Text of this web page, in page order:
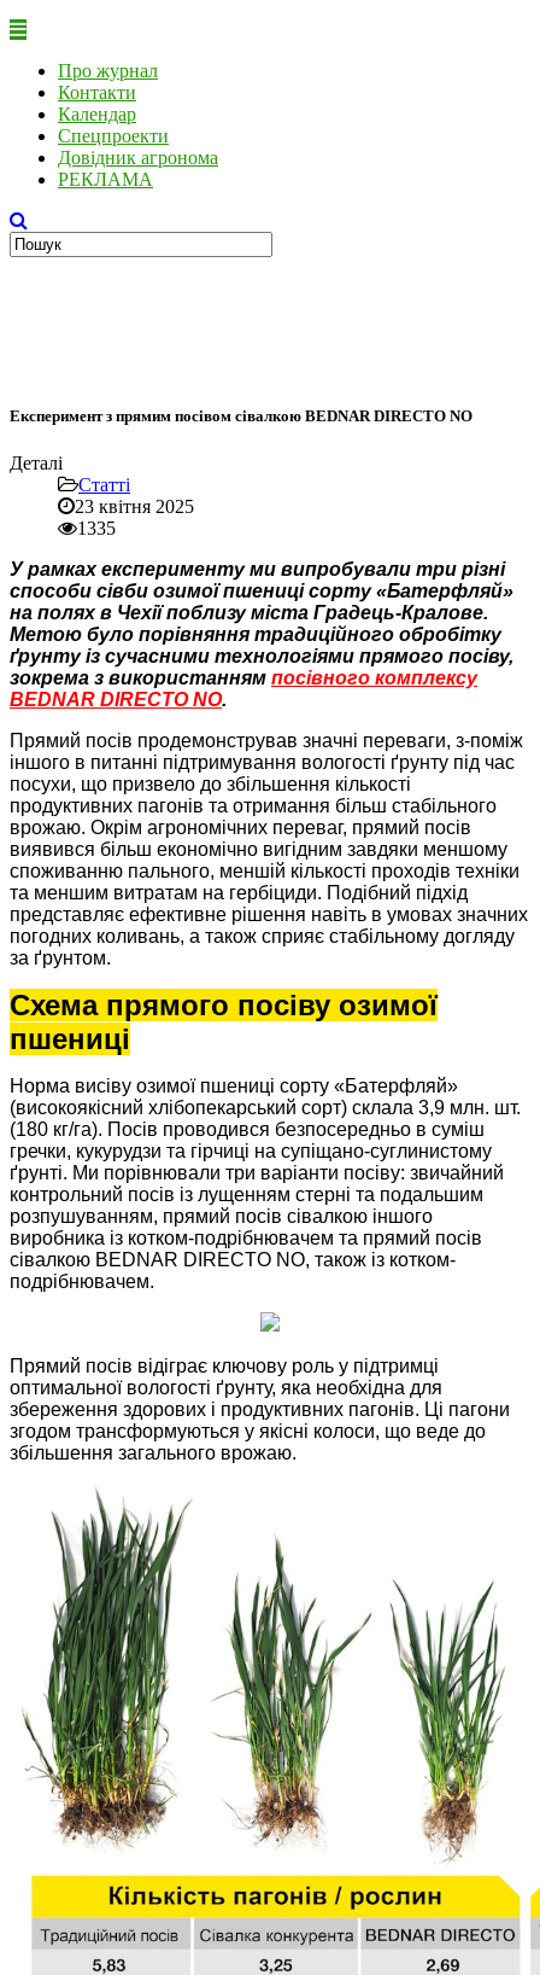
Про журнал
Контакти
Календар
Спецпроекти
Довідник агронома
РЕКЛАМА
Експеримент з прямим посівом сівалкою BEDNAR DIRECTO NO
Деталі
Статті
23 квітня 2025
1335
У рамках експерименту ми випробували три різні
способи сівби озимої пшениці сорту «Батерфляй»
на полях в Чехії поблизу міста Градець-Кралове.
Метою було порівняння традиційного обробітку
ґрунту із сучасними технологіями прямого посіву,
зокрема з використанням посівного комплексу
BEDNAR DIRECTO NO.
Прямий посів продемонстрував значні переваги, з-поміж
іншого в питанні підтримування вологості ґрунту під час
посухи, що призвело до збільшення кількості
продуктивних пагонів та отримання більш стабільного
врожаю. Окрім агрономічних переваг, прямий посів
виявився більш економічно вигідним завдяки меншому
споживанню пального, меншій кількості проходів техніки
та меншим витратам на гербіциди. Подібний підхід
представляє ефективне рішення навіть в умовах значних
погодних коливань, а також сприяє стабільному догляду
за ґрунтом.
Схема прямого посіву озимої
пшениці
Норма висіву озимої пшениці сорту «Батерфляй»
(високоякісний хлібопекарський сорт) склала 3,9 млн. шт.
(180 кг/га). Посів проводився безпосередньо в суміш
гречки, кукурудзи та гірчиці на супіщано-суглинистому
ґрунті. Ми порівнювали три варіанти посіву: звичайний
контрольний посів із лущенням стерні та подальшим
розпушуванням, прямий посів сівалкою іншого
виробника із котком-подрібнювачем та прямий посів
сівалкою BEDNAR DIRECTO NO, також із котком-
подрібнювачем.
Прямий посів відіграє ключову роль у підтримці
оптимальної вологості ґрунту, яка необхідна для
збереження здорових і продуктивних пагонів. Ці пагони
згодом трансформуються у якісні колоси, що веде до
збільшення загального врожаю.